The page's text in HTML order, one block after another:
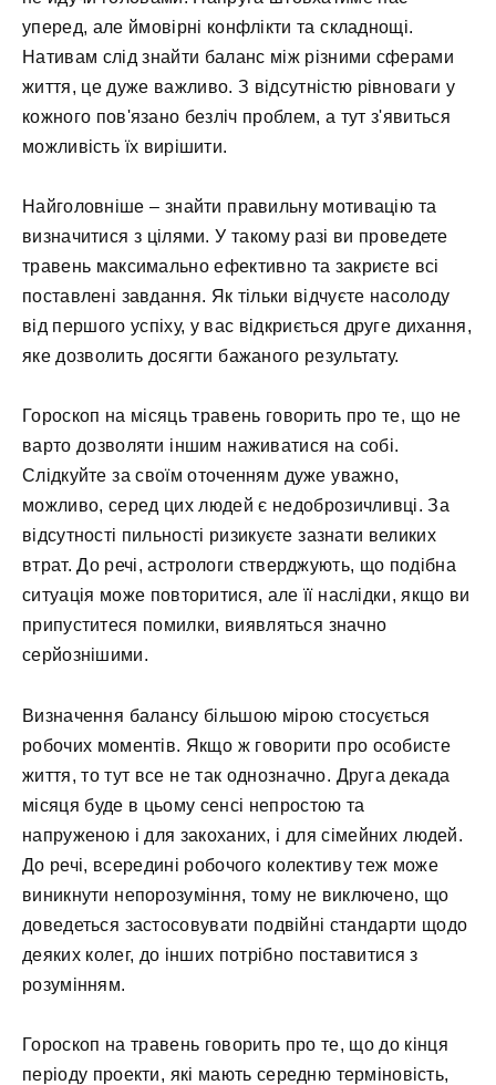
уперед, але ймовірні конфлікти та складнощі.
Нативам слід знайти баланс між різними сферами
життя, це дуже важливо. З відсутністю рівноваги у
кожного пов'язано безліч проблем, а тут з'явиться
можливість їх вирішити.
Найголовніше – знайти правильну мотивацію та
визначитися з цілями. У такому разі ви проведете
травень максимально ефективно та закриєте всі
поставлені завдання. Як тільки відчуєте насолоду
від першого успіху, у вас відкриється друге дихання,
яке дозволить досягти бажаного результату.
Гороскоп на місяць травень говорить про те, що не
варто дозволяти іншим наживатися на собі.
Слідкуйте за своїм оточенням дуже уважно,
можливо, серед цих людей є недоброзичливці. За
відсутності пильності ризикуєте зазнати великих
втрат. До речі, астрологи стверджують, що подібна
ситуація може повторитися, але її наслідки, якщо ви
припуститеся помилки, виявляться значно
серйознішими.
Визначення балансу більшою мірою стосується
робочих моментів. Якщо ж говорити про особисте
життя, то тут все не так однозначно. Друга декада
місяця буде в цьому сенсі непростою та
напруженою і для закоханих, і для сімейних людей.
До речі, всередині робочого колективу теж може
виникнути непорозуміння, тому не виключено, що
доведеться застосовувати подвійні стандарти щодо
деяких колег, до інших потрібно поставитися з
розумінням.
Гороскоп на травень говорить про те, що до кінця
періоду проекти, які мають середню терміновість,